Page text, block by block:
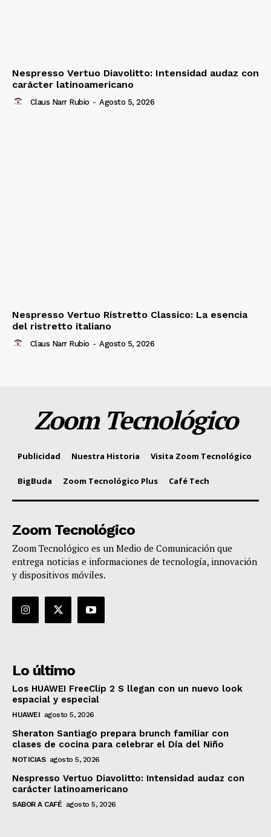
Nespresso Vertuo Diavolitto: Intensidad audaz con
carácter latinoamericano
Claus Narr Rubio - Agosto 5, 2026
Nespresso Vertuo Ristretto Classico: La esencia
del ristretto italiano
Claus Narr Rubio - Agosto 5, 2026
Zoom Tecnológico
Publicidad Nuestra Historia Visita Zoom Tecnológico
BigBuda Zoom Tecnológico Plus Café Tech
Zoom Tecnológico
Zoom Tecnológico es un Medio de Comunicación que
entrega noticias e informaciones de tecnología, innovación
y dispositivos móviles.
Lo último
Los HUAWEI FreeClip 2 S llegan con un nuevo look
espacial y especial
HUAWEI agosto 5, 2026
Sheraton Santiago prepara brunch familiar con
clases de cocina para celebrar el Día del Niño
NOTICIAS agosto 5, 2026
Nespresso Vertuo Diavolitto: Intensidad audaz con
carácter latinoamericano
SABOR A CAFÉ agosto 5, 2026